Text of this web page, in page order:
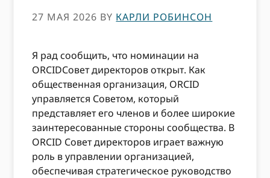
27 МАЯ 2026 BY КАРЛИ РОБИНСОН
Я рад сообщить, что номинации на
ORCIDСовет директоров открыт. Как
общественная организация, ORCID
управляется Советом, который
представляет его членов и более широкие
заинтересованные стороны сообщества. В
ORCID Совет директоров играет важную
роль в управлении организацией,
обеспечивая стратегическое руководство